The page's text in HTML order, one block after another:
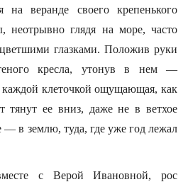
на веранде своего крепенького
неотрывно глядя на море, часто
глазками. Положив руки
кресла, утонув в нем —
каждой клеточкой ощущающая, как
тянут ее вниз, даже не в ветхое
— в землю, туда, где уже год лежал
с Верой Ивановной, рос